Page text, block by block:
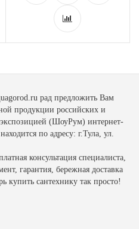
рад предложить Вам
продукции российских и
(ШоуРум) интернет-
по адресу: г.Тула, ул.
консультация специалиста,
гарантия, бережная доставка
купить сантехнику так просто!